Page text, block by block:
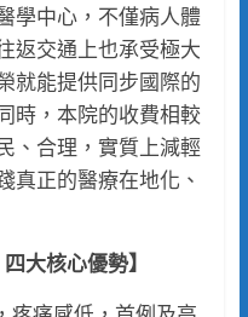
學中心，不僅病人體
返交通上也承受極大
就能提供同步國際的
時，本院的收費相較
、合理，實質上減輕
真正的醫療在地化、
四大核心優勢】